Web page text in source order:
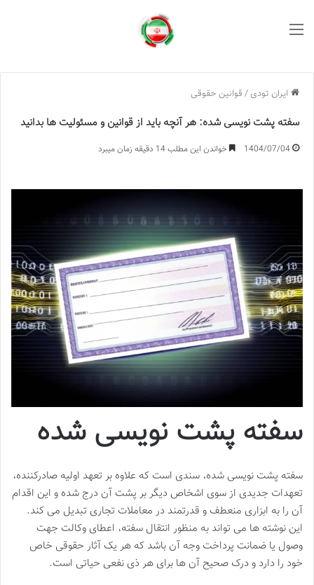
ایران تودی / قوانین حقوقی
سفته پشت نویسی شده: هر آنچه باید از قوانین و مسئولیت ها بدانید
1404/07/04 خواندن این مطلب 14 دقیقه زمان میبرد
سفته پشت نویسی شده
سفته پشت نویسی شده، سندی است که علاوه بر تعهد اولیه صادرکننده،
تعهدات جدیدی از سوی اشخاص دیگر بر پشت آن درج شده و این اقدام
آن را به ابزاری منعطف و قدرتمند در معاملات تجاری تبدیل می کند.
این نوشته ها می تواند به منظور انتقال سفته، اعطای وکالت جهت
وصول یا ضمانت پرداخت وجه آن باشد که هر یک آثار حقوقی خاص
خود را دارد و درک صحیح آن ها برای هر ذی نفعی حیاتی است.